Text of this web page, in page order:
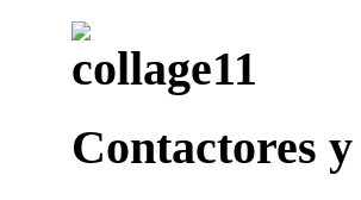
Contactores